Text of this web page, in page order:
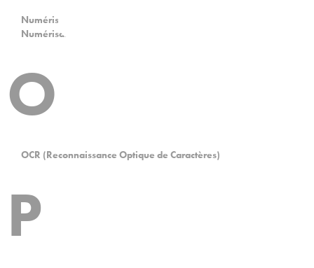
Numérisation
Numérisation fidèle
O
OCR (Reconnaissance Optique de Caractères)
P